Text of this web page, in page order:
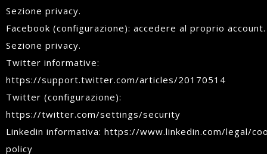
Sezione privacy.
Facebook (configurazione): accedere al proprio account.
Sezione privacy.
Twitter informative:
https://support.twitter.com/articles/20170514
Twitter (configurazione):
https://twitter.com/settings/security
Linkedin informativa: https://www.linkedin.com/legal/
policy